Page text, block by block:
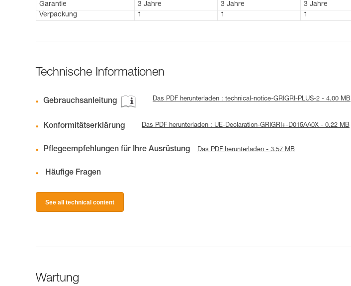
Garantie
3 Jahre 3 Jahre
3 Jahre
Verpackung
1 1 1
Technische Informationen
Gebrauchsanleitung Das PDF herunterladen : technical-notice-GRIGRI-PLUS-2 - 4.00 MB
Konformitätserklärung Das PDF herunterladen : UE-Declaration-GRIGRI+-D015AA0X - 0.22 MB
Pflegeempfehlungen für Ihre Ausrüstung Das PDF herunterladen - 3.57 MB
Häufige Fragen
See all technical content
Wartung